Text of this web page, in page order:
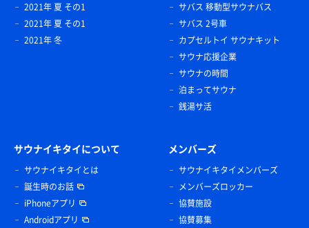
2021年 夏 その1
2021年 夏 その1
2021年 冬
サバス 移動型サウナバス
サバス 2号車
カプセルトイ サウナキット
サウナ応援企業
サウナの時間
泊まってサウナ
銭湯サ活
サウナイキタイについて
サウナイキタイとは
誕生時のお話
iPhoneアプリ
Androidアプリ
メンバーズ
サウナイキタイメンバーズ
メンバーズロッカー
協賛施設
協賛募集